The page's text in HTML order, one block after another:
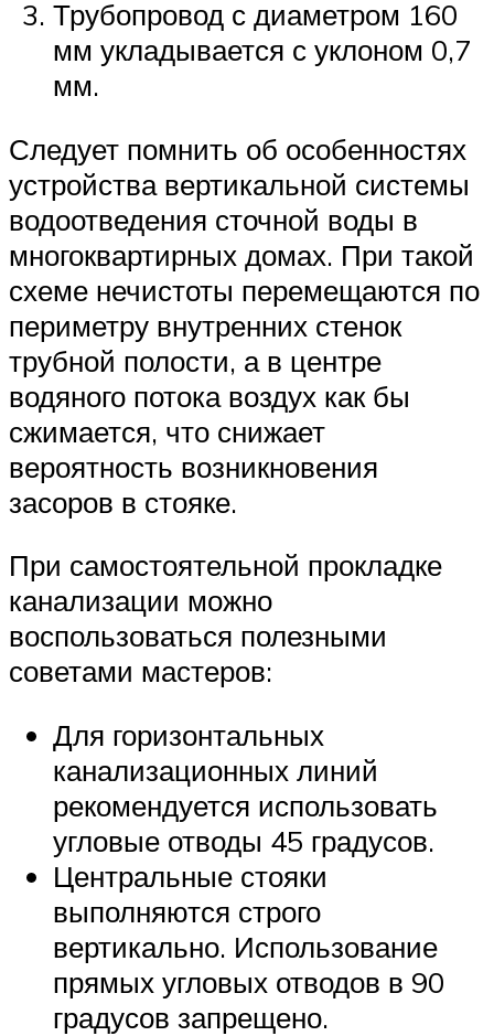
Трубопровод с диаметром 160
мм укладывается с уклоном 0,7
мм.
Следует помнить об особенностях
устройства вертикальной системы
водоотведения сточной воды в
многоквартирных домах. При такой
схеме нечистоты перемещаются по
периметру внутренних стенок
трубной полости, а в центре
водяного потока воздух как бы
сжимается, что снижает
вероятность возникновения
засоров в стояке.
При самостоятельной прокладке
канализации можно
воспользоваться полезными
советами мастеров:
Для горизонтальных
канализационных линий
рекомендуется использовать
угловые отводы 45 градусов.
Центральные стояки
выполняются строго
вертикально. Использование
прямых угловых отводов в 90
градусов запрещено.